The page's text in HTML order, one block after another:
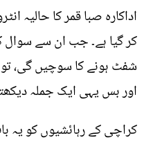
اداکارہ صبا قمر کا حالیہ
کر گیا ہے۔ جب ان سے سوال
شفٹ ہونے کا سوچیں گی، تو
اور بس یہی ایک جملہ
کراچی کے رہائشیوں کو یہ